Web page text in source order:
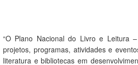
“O Plano Nacional do Livro e Leitura –
projetos, programas, atividades e
literatura e bibliotecas em